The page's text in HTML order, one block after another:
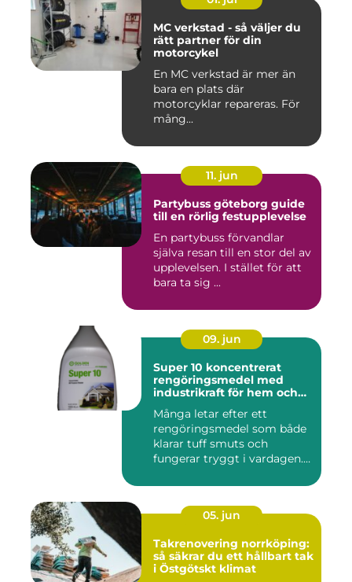
MC verkstad - så väljer du
rätt partner för din
motorcykel
En MC verkstad är mer än
bara en plats där
motorcyklar repareras. För
mång...
11. jun
Partybuss göteborg guide
till en rörlig festupplevelse
En partybuss förvandlar
själva resan till en stor del av
upplevelsen. I stället för att
bara ta sig ...
09. jun
Super 10 koncentrerat
rengöringsmedel med
industrikraft för hem och
Många letar efter ett
rengöringsmedel som både
klarar tuff smuts och
fungerar tryggt i vardagen.
05. jun
Takrenovering norrköping:
så säkrar du ett hållbart tak
i Östgötskt klimat